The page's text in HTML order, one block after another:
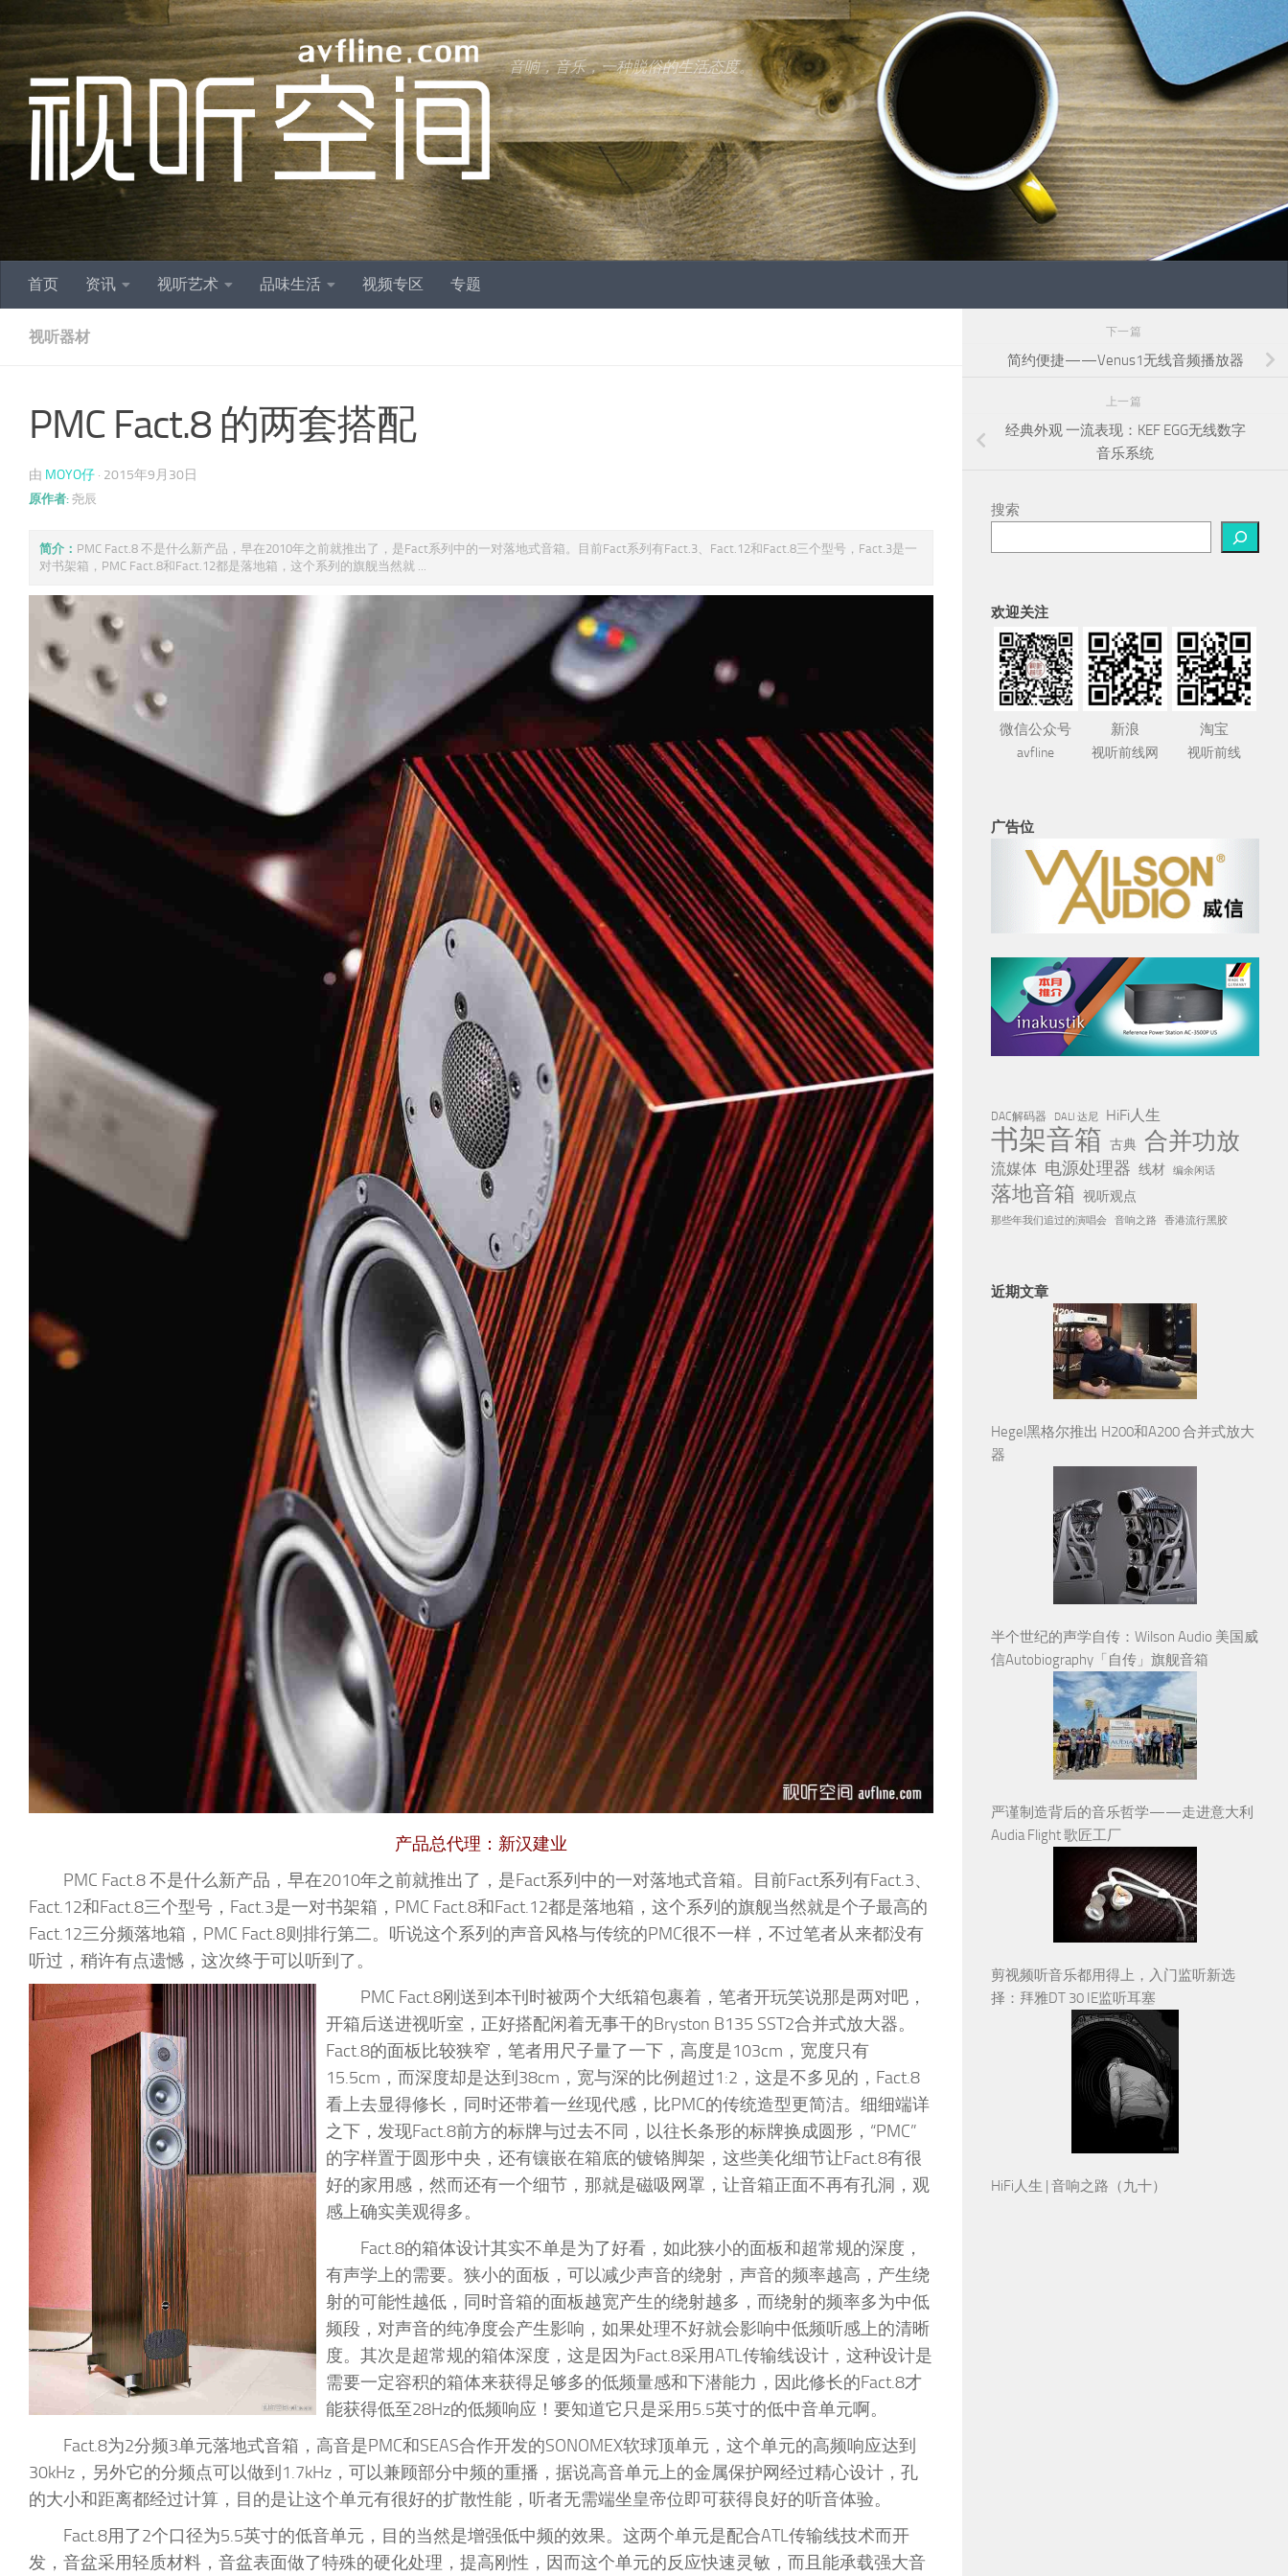
跳至内容
音响，音乐，一种脱俗的生活态度。
首页 资讯 视听艺术 品味生活 视频专区 专题
视听器材
PMC Fact.8 的两套搭配
由 MOYO仔 · 2015年9月30日
原作者: 尧辰
简介： PMC Fact.8 不是什么新产品，早在2010年之前就推出了，是Fact系列中的一对落地式音箱。目前Fact系列有Fact.3、Fact.12和Fact.8三个型号，Fact.3是一
对书架箱，PMC Fact.8和Fact.12都是落地箱，这个系列的旗舰当然就 ...
产品总代理：新汉建业
PMC Fact.8 不是什么新产品，早在2010年之前就推出了，是Fact系列中的一对落地式音箱。目前Fact系列有Fact.3、
Fact.12和Fact.8三个型号，Fact.3是一对书架箱，PMC Fact.8和Fact.12都是落地箱，这个系列的旗舰当然就是个子最高的
Fact.12三分频落地箱，PMC Fact.8则排行第二。听说这个系列的声音风格与传统的PMC很不一样，不过笔者从来都没有
听过，稍许有点遗憾，这次终于可以听到了。
PMC Fact.8刚送到本刊时被两个大纸箱包裹着，笔者开玩笑说那是两对吧，
开箱后送进视听室，正好搭配闲着无事干的Bryston B135 SST2合并式放大器。
Fact.8的面板比较狭窄，笔者用尺子量了一下，高度是103cm，宽度只有
15.5cm，而深度却是达到38cm，宽与深的比例超过1:2，这是不多见的，Fact.8
看上去显得修长，同时还带着一丝现代感，比PMC的传统造型更简洁。细细端详
之下，发现Fact.8前方的标牌与过去不同，以往长条形的标牌换成圆形，“PMC”
的字样置于圆形中央，还有镶嵌在箱底的镀铬脚架，这些美化细节让Fact.8有很
好的家用感，然而还有一个细节，那就是磁吸网罩，让音箱正面不再有孔洞，观
感上确实美观得多。
Fact.8的箱体设计其实不单是为了好看，如此狭小的面板和超常规的深度，
有声学上的需要。狭小的面板，可以减少声音的绕射，声音的频率越高，产生绕
射的可能性越低，同时音箱的面板越宽产生的绕射越多，而绕射的频率多为中低
频段，对声音的纯净度会产生影响，如果处理不好就会影响中低频听感上的清晰
度。其次是超常规的箱体深度，这是因为Fact.8采用ATL传输线设计，这种设计是
需要一定容积的箱体来获得足够多的低频量感和下潜能力，因此修长的Fact.8才
能获得低至28Hz的低频响应！要知道它只是采用5.5英寸的低中音单元啊。
Fact.8为2分频3单元落地式音箱，高音是PMC和SEAS合作开发的SONOMEX软球顶单元，这个单元的高频响应达到
30kHz，另外它的分频点可以做到1.7kHz，可以兼顾部分中频的重播，据说高音单元上的金属保护网经过精心设计，孔
的大小和距离都经过计算，目的是让这个单元有很好的扩散性能，听者无需端坐皇帝位即可获得良好的听音体验。
Fact.8用了2个口径为5.5英寸的低音单元，目的当然是增强低中频的效果。这两个单元是配合ATL传输线技术而开
发，音盆采用轻质材料，音盆表面做了特殊的硬化处理，提高刚性，因而这个单元的反应快速灵敏，而且能承载强大音
下一篇
简约便捷——Venus1无线音频播放器
上一篇
经典外观 一流表现：KEF EGG无线数字
音乐系统
搜索
欢迎关注
微信公众号
avfline
新浪
视听前线网
淘宝
视听前线
广告位
DAC解码器 DALI 达尼 HiFi人生
书架音箱 古典 合并功放
流媒体 电源处理器 线材 编余闲话
落地音箱 视听观点
那些年我们追过的演唱会 音响之路 香港流行黑胶
近期文章
Hegel黑格尔推出 H200和A200 合并式放大
器
半个世纪的声学自传：Wilson Audio 美国威
信Autobiography「自传」旗舰音箱
严谨制造背后的音乐哲学——走进意大利
Audia Flight 歌匠工厂
剪视频听音乐都用得上，入门监听新选
择：拜雅DT 30 IE监听耳塞
HiFi人生 | 音响之路（九十）